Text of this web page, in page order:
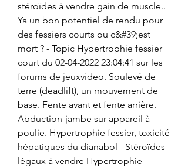
stéroïdes à vendre gain de muscle..
Ya un bon potentiel de rendu pour
des fessiers courts ou c&#39;est
mort ? - Topic Hypertrophie fessier
court du 02-04-2022 23:04:41 sur les
forums de jeuxvideo. Soulevé de
terre (deadlift), un mouvement de
base. Fente avant et fente arrière.
Abduction-jambe sur appareil à
poulie. Hypertrophie fessier, toxicité
hépatiques du dianabol - Stéroïdes
légaux à vendre Hypertrophie